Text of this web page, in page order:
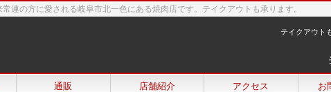
連の方に愛される岐阜市北一色にある焼肉店です。テイクアウトも承ります。
テイクアウト
通販 店舗紹介 アクセス お